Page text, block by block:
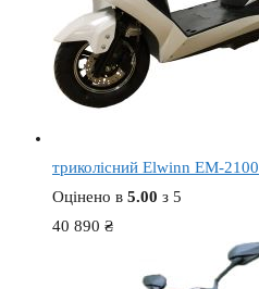
триколісний Elwinn EM-2100
Оцінено в 5.00 з 5
40 890 ₴